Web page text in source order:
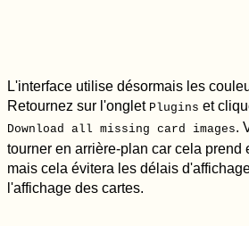
L'interface utilise désormais les
Retournez sur l'onglet Plugins et
Download all missing card images.
tourner en arrière-plan car cela prend
mais cela évitera les délais
l'affichage des cartes.